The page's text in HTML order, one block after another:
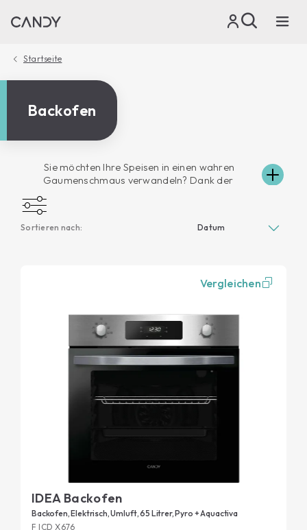
Startseite
Backofen
Sie möchten Ihre Speisen in einen wahren
Gaumenschmaus verwandeln? Dank der
vielfältigen Funktionen der Öfen von Candy
können Sie Ihre Gäste überraschen, indem Sie
zubereiten oder schnell und einfach eine Pizza
Candy für die Einrichtung jeder Küche geeignet
wenige Schritte ausreichen, um in kurzer Zeit
wieder einen sauberen und einsatzbereiten Ofen
zu haben.
Sortieren nach:
Vergleichen
IDEA Backofen
Backofen, Elektrisch, Umluft, 65 Litrer, Pyro + Aquactiva
F ICD X676